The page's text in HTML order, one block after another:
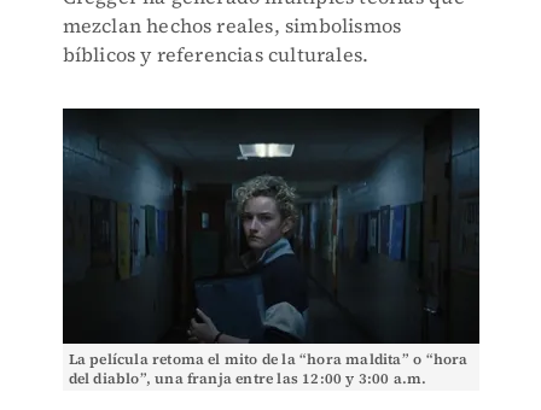
mezclan hechos reales, simbolismos
bíblicos y referencias culturales.
La película retoma el mito de la “hora maldita” o “hora
del diablo”, una franja entre las 12:00 y 3:00 a.m.